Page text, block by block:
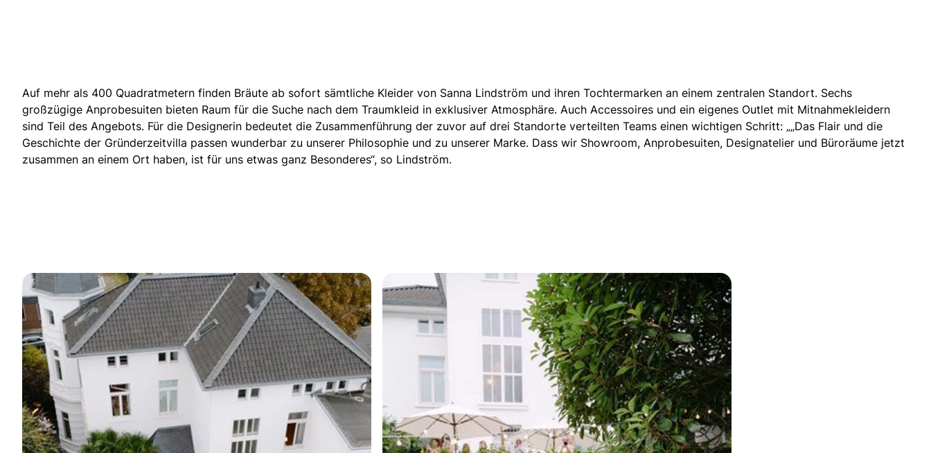
Auf mehr als 400 Quadratmetern finden Bräute ab sofort sämtliche Kleider von Sanna Lindström und ihren Tochtermarken an einem zentralen Standort. Sechs
großzügige Anprobesuiten bieten Raum für die Suche nach dem Traumkleid in exklusiver Atmosphäre. Auch Accessoires und ein eigenes Outlet mit Mitnahmekleidern
sind Teil des Angebots. Für die Designerin bedeutet die Zusammenführung der zuvor auf drei Standorte verteilten Teams einen wichtigen Schritt: „„Das Flair und die
Geschichte der Gründerzeitvilla passen wunderbar zu unserer Philosophie und zu unserer Marke. Dass wir Showroom, Anprobesuiten, Designatelier und Büroräume jetzt
zusammen an einem Ort haben, ist für uns etwas ganz Besonderes“, so Lindström.